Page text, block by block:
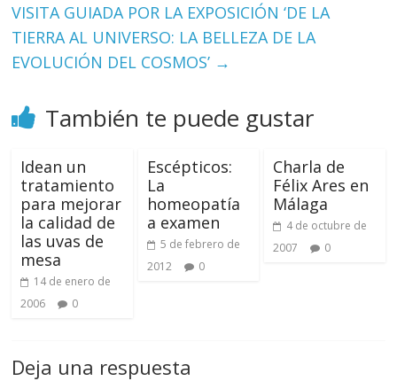
VISITA GUIADA POR LA EXPOSICIÓN ‘DE LA
TIERRA AL UNIVERSO: LA BELLEZA DE LA
EVOLUCIÓN DEL COSMOS’ →
También te puede gustar
Idean un
tratamiento
para mejorar
la calidad de
las uvas de
mesa
14 de enero de
2006
0
Escépticos:
La
homeopatía
a examen
5 de febrero de
2012
0
Charla de
Félix Ares en
Málaga
4 de octubre de
2007
0
Deja una respuesta